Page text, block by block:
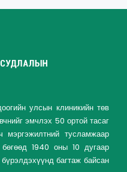
улсын клиникийн төв
эмчлэх 50 ортой тасаг
мэргэжилтний тусламжаар
1940 оны 10 дугаар
багтаж байсан